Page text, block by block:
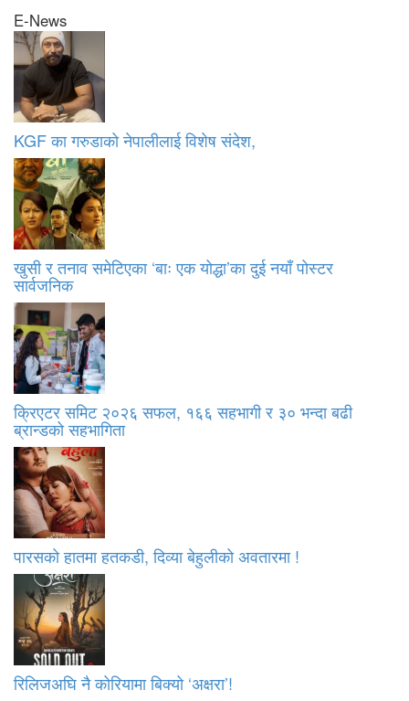
E-News
KGF का गरुडाको नेपालीलाई विशेष संदेश,
खुसी र तनाव समेटिएका ‘बाः एक योद्धा’का दुई नयाँ पोस्टर
सार्वजनिक
क्रिएटर समिट २०२६ सफल, १६६ सहभागी र ३० भन्दा बढी
ब्रान्डको सहभागिता
पारसको हातमा हतकडी, दिव्या बेहुलीको अवतारमा !
रिलिजअघि नै कोरियामा बिक्यो ‘अक्षरा’!